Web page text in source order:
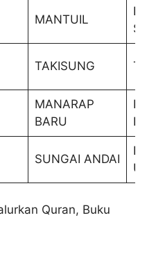
MANTUIL
TAKISUNG
MANARAP
BARU
SUNGAI ANDAI
Quran, Buku